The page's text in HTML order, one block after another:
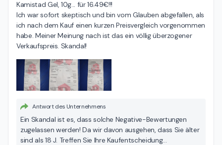
Kamistad Gel, 10g... für 16.49€!!!
Ich war sofort skeptisch und bin vom Glauben abgefallen, als
ich nach dem Kauf einen kurzen Preisvergleich vorgenommen
habe. Meiner Meinung nach ist das ein völlig überzogener
Verkaufspreis. Skandal!
Antwort des Unternehmens
Ein Skandal ist es, dass solche Negative-Bewertungen
zugelassen werden! Da wir davon ausgehen, dass Sie älter
sind als 18 J. Treffen Sie Ihre Kaufentscheidung